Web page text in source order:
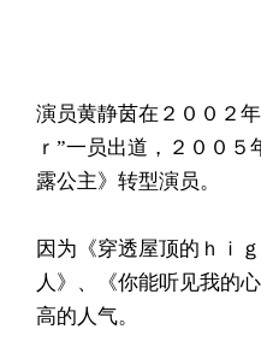
演员黄静茵在２００２
ｒ”一员出道，２００
露公主》转型演员。
因为《穿透屋顶的ｈｉ
人》、《你能听见我的
高的人气。